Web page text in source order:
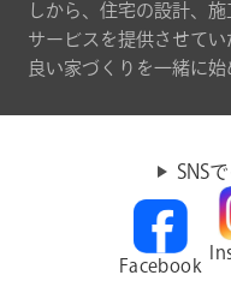
しから、住宅の設計、
サービスを提供させて
良い家づくりを一緒に始
SNS
Facebook